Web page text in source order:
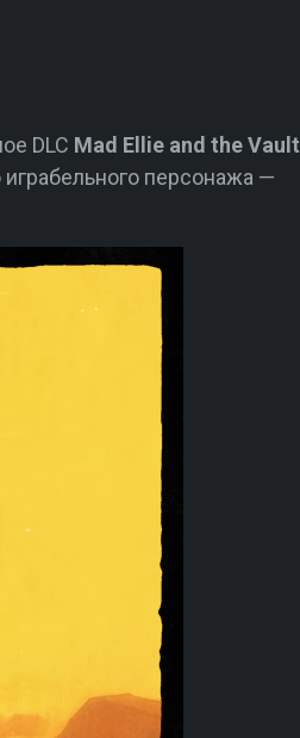
DLC Mad Ellie and the Vault
персонажа —